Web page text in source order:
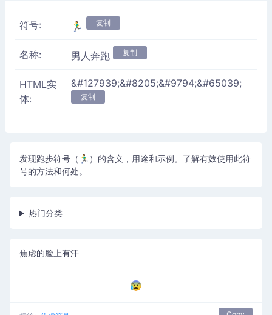
符号: 🏃‍♂️ 复制
名称: 男人奔跑 复制
HTML实
体:
&#127939;&#8205;&#9794;&#65039;
复制
发现跑步符号（🏃‍♂️）的含义，用途和示例。了解有效使用此符
号的方法和何处。
热门分类
焦虑的脸上有汗
😰